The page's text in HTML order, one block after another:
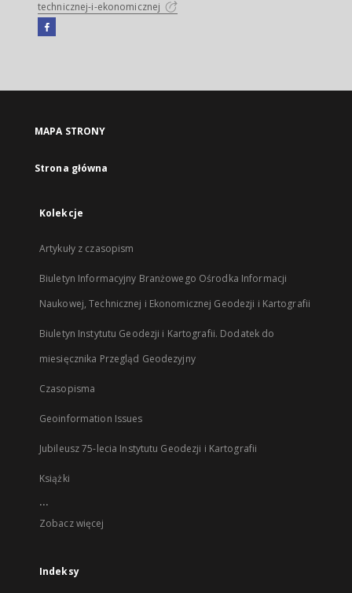
technicznej-i-ekonomicznej
Facebook
się
karcie
MAPA STRONY
Strona główna
Kolekcje
Artykuły z czasopism
Biuletyn Informacyjny Branżowego Ośrodka Informacji
Naukowej, Technicznej i Ekonomicznej Geodezji i Kartografii
Biuletyn Instytutu Geodezji i Kartografii. Dodatek do
miesięcznika Przegląd Geodezyjny
Czasopisma
Geoinformation Issues
Jubileusz 75-lecia Instytutu Geodezji i Kartografii
Książki
...
Zobacz więcej
Indeksy